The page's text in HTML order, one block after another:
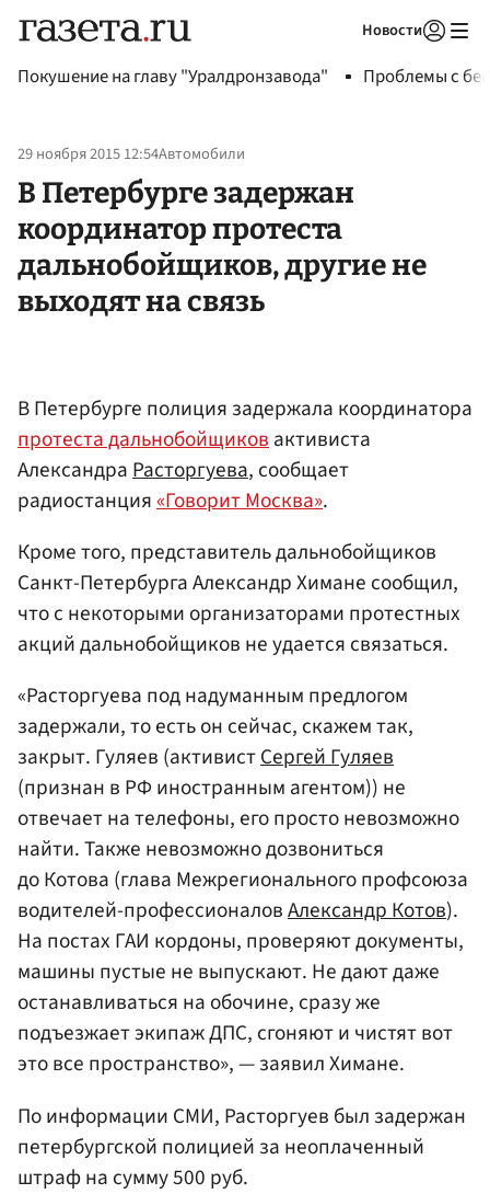
Новости
Покушение на главу "Уралдронзавода" Проблемы с
29 ноября 2015 12:54Автомобили
В Петербурге задержан
координатор протеста
дальнобойщиков, другие не
выходят на связь
В Петербурге полиция задержала координатора
протеста дальнобойщиковактивиста
АлександраРасторгуева, сообщает
радиостанция«Говорит Москва».
Кроме того, представитель дальнобойщиков
Санкт-Петербурга Александр Химане сообщил,
что с некоторыми организаторами протестных
акций дальнобойщиков не удается связаться.
«Расторгуева под надуманным предлогом
задержали, то есть он сейчас, скажем так,
закрыт. Гуляев (активистСергей Гуляев
(признан в РФ иностранным агентом)) не
отвечает на телефоны, его просто невозможно
найти. Также невозможно дозвониться
до Котова (глава Межрегионального профсоюза
водителей-профессионаловАлександр Котов).
На постах ГАИ кордоны, проверяют документы,
машины пустые не выпускают. Не дают даже
останавливаться на обочине, сразу же
подъезжает экипаж ДПС, сгоняют и чистят вот
это все пространство», — заявил Химане.
По информации СМИ, Расторгуев был задержан
петербургской полицией за неоплаченный
штраф на сумму 500 руб.